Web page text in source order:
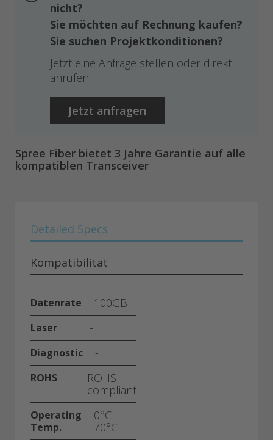
nicht?
Sie möchten auf Rechnung kaufen?
Sie suchen Projektkonditionen?
Jetzt eine Anfrage stellen oder direkt
anrufen.
Jetzt anfragen
Spree Fiber bietet 3 Jahre Garantie auf alle
kompatiblen Transceiver
Detailed Specs
Kompatibilität
Datenrate 100GB
Laser -
Diagnostic -
ROHS
ROHS
compliant
Operating
Temp.
0°C -
70°C